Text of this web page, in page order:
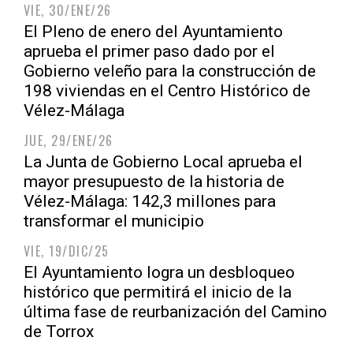
VIE, 30/ENE/26
El Pleno de enero del Ayuntamiento
aprueba el primer paso dado por el
Gobierno veleño para la construcción de
198 viviendas en el Centro Histórico de
Vélez-Málaga
JUE, 29/ENE/26
La Junta de Gobierno Local aprueba el
mayor presupuesto de la historia de
Vélez-Málaga: 142,3 millones para
transformar el municipio
VIE, 19/DIC/25
El Ayuntamiento logra un desbloqueo
histórico que permitirá el inicio de la
última fase de reurbanización del Camino
de Torrox